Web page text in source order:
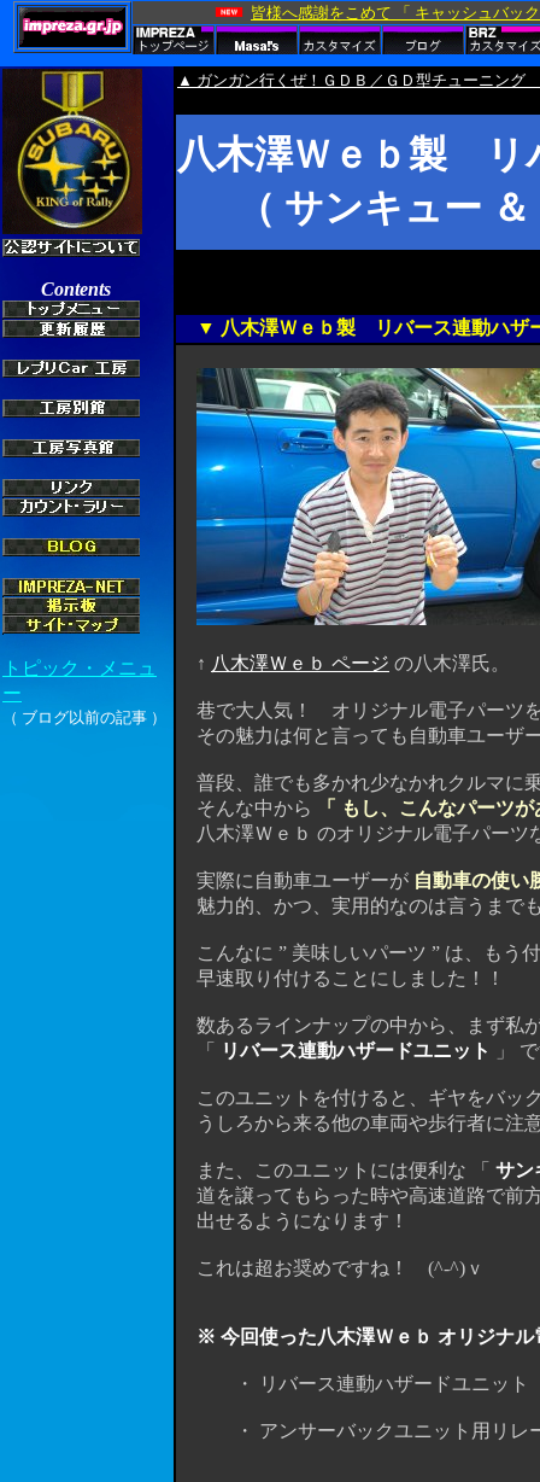
▲ ガンガン行くぜ！ＧＤＢ／ＧＤ型チューニン
八木澤Ｗｅｂ製 リ
（ サンキュー
▼ 八木澤Ｗｅｂ製 リバース連動ハザ
↑ 八木澤Ｗｅｂ ページ の八木澤氏。
巷で大人気！ オリジナル電子パーツ
その魅力は何と言っても自動車ユーザ
普段、誰でも多かれ少なかれクルマに
そんな中から
「 もし、こんなパーツ
八木澤Ｗｅｂ のオリジナル電子パーツ
実際に自動車ユーザーが 自動車の使い
魅力的、かつ、実用的なのは言うまで
こんなに ” 美味しいパーツ ” は、もう
早速取り付けることにしました！！
数あるラインナップの中から、まず私
「
リバース連動ハザードユニット 」
このユニットを付けると、ギヤをバッ
うしろから来る他の車両や歩行者に注
また、このユニットには便利な 「 サン
道を譲ってもらった時や高速道路で前
出せるようになります！
これは超お奨めですね！ (^-^)ｖ
※ 今回使った八木澤Ｗｅｂ オリジナル
・ リバース連動ハザードユニ
・ アンサーバックユニット用